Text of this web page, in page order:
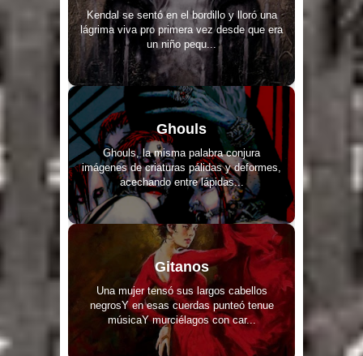
Kendal se sentó en el bordillo y lloró una
lágrima viva pro primera vez desde que era
un niño pequ...
Ghouls
Ghouls, la misma palabra conjura
imágenes de criaturas pálidas y deformes,
acechando entre lápidas...
Gitanos
Una mujer tensó sus largos cabellos
negrosY en esas cuerdas punteó tenue
músicaY murciélagos con car...